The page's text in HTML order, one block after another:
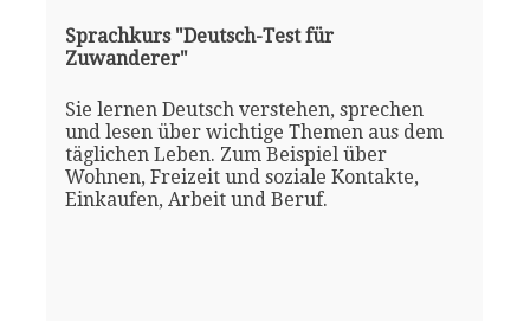
Sprachkurs "Deutsch-Test für
Zuwanderer"
Sie lernen Deutsch verstehen, sprechen
und lesen über wichtige Themen aus dem
täglichen Leben. Zum Beispiel über
Wohnen, Freizeit und soziale Kontakte,
Einkaufen, Arbeit und Beruf.